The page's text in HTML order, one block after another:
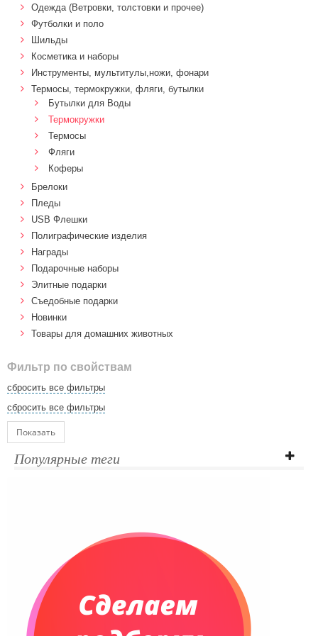
Одежда (Ветровки, толстовки и прочее)
Футболки и поло
Шильды
Косметика и наборы
Инструменты, мультитулы,ножи, фонари
Термосы, термокружки, фляги, бутылки
Бутылки для Воды
Термокружки
Термосы
Фляги
Коферы
Брелоки
Пледы
USB Флешки
Полиграфические изделия
Награды
Подарочные наборы
Элитные подарки
Cъедобные подарки
Новинки
Товары для домашних животных
Фильтр по свойствам
сбросить все фильтры
сбросить все фильтры
Показать
Популярные теги